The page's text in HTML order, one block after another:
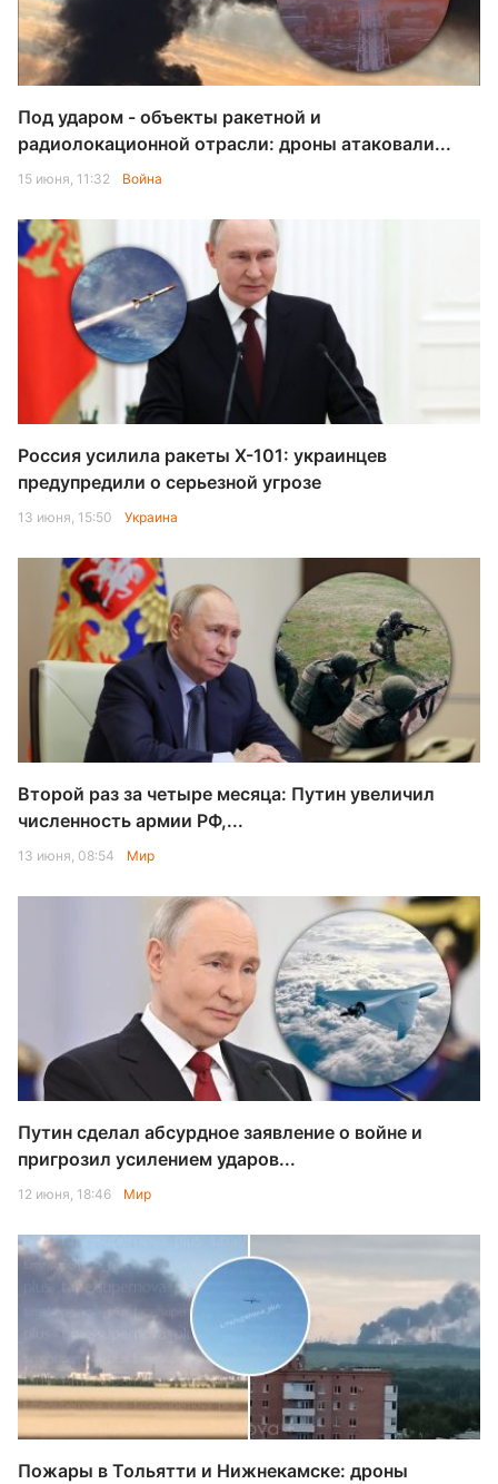
Под ударом - объекты ракетной и
радиолокационной отрасли: дроны атаковали...
15 июня, 11:32 Война
Россия усилила ракеты Х-101: украинцев
предупредили о серьезной угрозе
13 июня, 15:50 Украина
Второй раз за четыре месяца: Путин увеличил
численность армии РФ,...
13 июня, 08:54 Мир
Путин сделал абсурдное заявление о войне и
пригрозил усилением ударов...
12 июня, 18:46 Мир
Пожары в Тольятти и Нижнекамске: дроны